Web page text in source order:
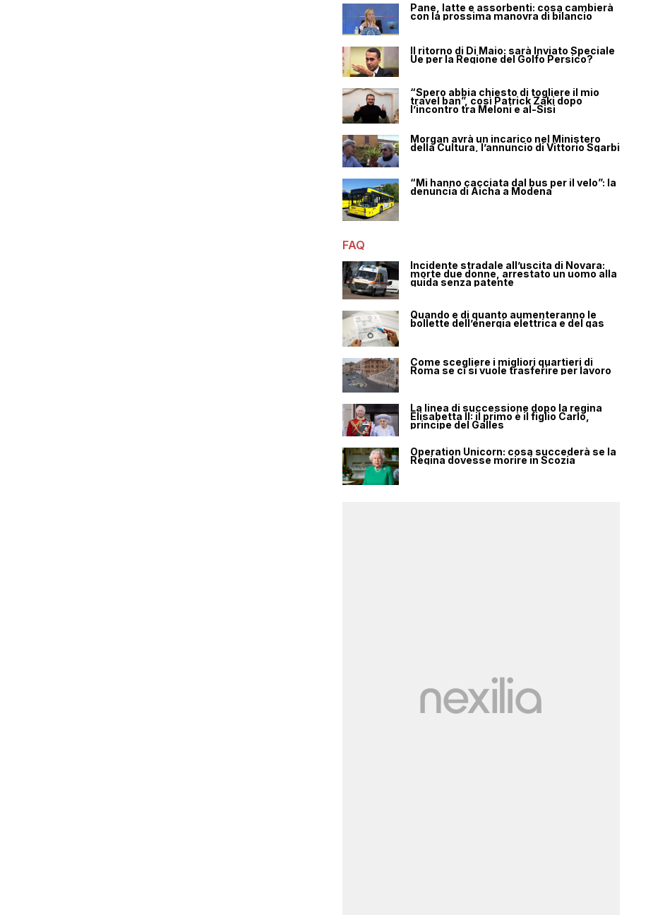
Pane, latte e assorbenti: cosa cambierà
con la prossima manovra di bilancio
Il ritorno di Di Maio: sarà Inviato Speciale
Ue per la Regione del Golfo Persico?
“Spero abbia chiesto di togliere il mio
travel ban”, così Patrick Zaki dopo
l’incontro tra Meloni e al-Sisi
Morgan avrà un incarico nel Ministero
della Cultura, l’annuncio di Vittorio Sgarbi
“Mi hanno cacciata dal bus per il velo”: la
denuncia di Aicha a Modena
FAQ
Incidente stradale all’uscita di Novara:
morte due donne, arrestato un uomo alla
guida senza patente
Quando e di quanto aumenteranno le
bollette dell’energia elettrica e del gas
Come scegliere i migliori quartieri di
Roma se ci si vuole trasferire per lavoro
La linea di successione dopo la regina
Elisabetta II: il primo è il figlio Carlo,
principe del Galles
Operation Unicorn: cosa succederà se la
Regina dovesse morire in Scozia